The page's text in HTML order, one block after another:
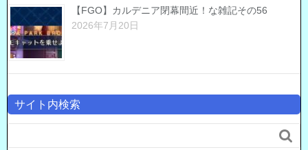
【FGO】カルデニア閉幕間近！な雑記その56
2026年7月20日
サイト内検索
